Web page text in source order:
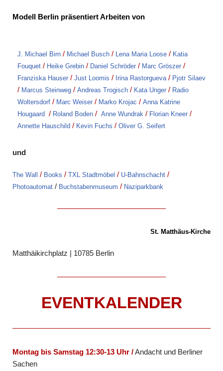
Modell Berlin präsentiert Arbeiten von
J. Michael Birn / Michael Busch / Lena Maria Loose / Katia
Fouquet / Heike Grebin / Daniel Schröder / Marc Gröszer /
Franziska Hauser / Just Loomis / Irina Rastorgueva / Pjotr Silaev
/ Marcus Steinweg / Andreas Trogisch / Kata Unger / Radio
Woltersdorf / Marc Weiser / Marko Krojac / Anna Katrine
Hougaard / Roland Boden / Anne Wundrak / Florian Kneer /
Annette Hauschild / Kevin Fuchs / Oliver G. Seifert
und
The Wall / Books / TXL Stadtmöbel / U-Bahnschacht /
Photoautomat / Buchstabenmuseum / Naziparkbank
St. Matthäus-Kirche
Matthäikirchplatz | 10785 Berlin
EVENTKALENDER
Montag bis Samstag 12:30-13 Uhr /Andacht und Berliner
Sachen